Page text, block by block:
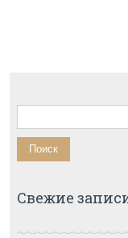
Найти:
Свежие